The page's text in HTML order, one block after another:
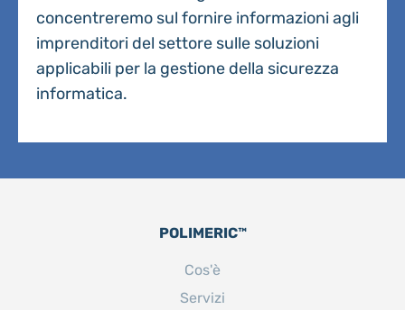
concentreremo sul fornire informazioni agli
imprenditori del settore sulle soluzioni
applicabili per la gestione della sicurezza
informatica.
POLIMERIC™
Cos'è
Servizi